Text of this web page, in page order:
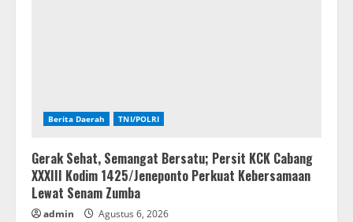
Berita Daerah TNI/POLRI
Gerak Sehat, Semangat Bersatu; Persit KCK Cabang
XXXIII Kodim 1425/Jeneponto Perkuat Kebersamaan
Lewat Senam Zumba
admin Agustus 6, 2026